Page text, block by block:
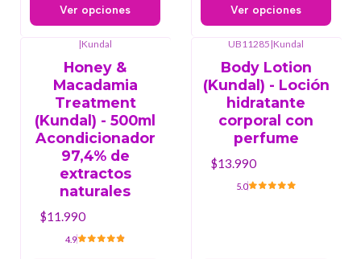
Ver opciones Ver opciones
|Kundal
Honey &
Macadamia
Treatment
(Kundal) - 500ml
Acondicionador
97,4% de
extractos
naturales
$11.990
4.9
UB11285|Kundal
Body Lotion
(Kundal) - Loción
hidratante
corporal con
perfume
$13.990
5.0